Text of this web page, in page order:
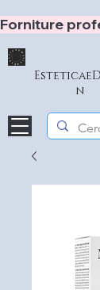
Forniture
n